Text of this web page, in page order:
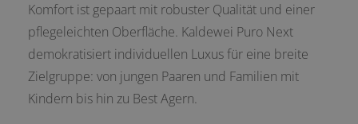
Komfort ist gepaart mit robuster Qualität und einer
pflegeleichten Oberfläche. Kaldewei Puro Next
demokratisiert individuellen Luxus für eine breite
Zielgruppe: von jungen Paaren und Familien mit
Kindern bis hin zu Best Agern.